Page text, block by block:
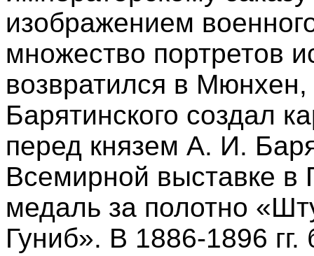
изображением
множество портретов
возвратился в Мюнхен,
Барятинского создал
перед князем А. И.
Всемирной выставке в
медаль за полотно
Гуниб». В 1886-1896